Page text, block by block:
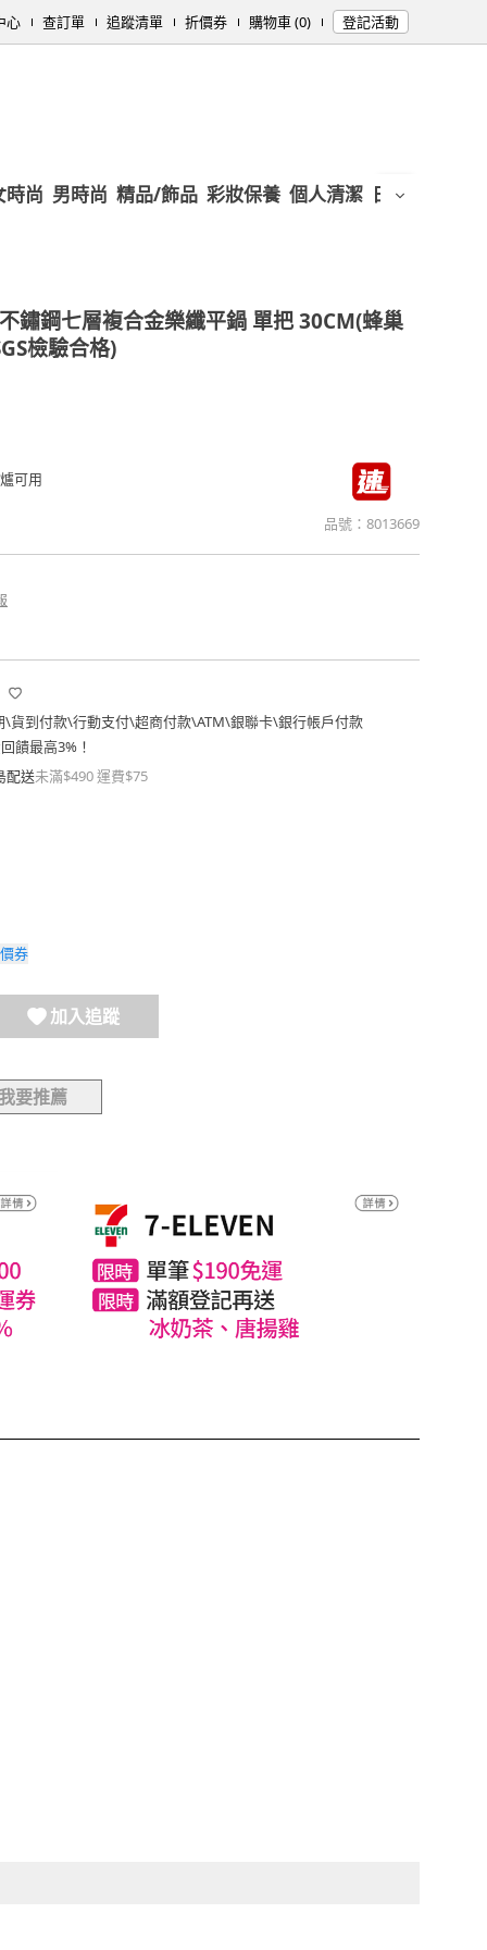
心 查訂單 追蹤清單 折價券 購物車 (0) 登記活動
時尚 男時尚 精品/飾品 彩妝保養 個人清潔 日用/紙品
鏽鋼七層複合金樂纖平鍋 單把 30CM(蜂巢
檢驗合格)
可用
品號： 8013669
\貨到付款\行動支付\超商付款\ATM\銀聯卡\銀行帳戶付款
饋最高3%！
配送未滿$490 運費$75
券
加入追蹤
我要推薦